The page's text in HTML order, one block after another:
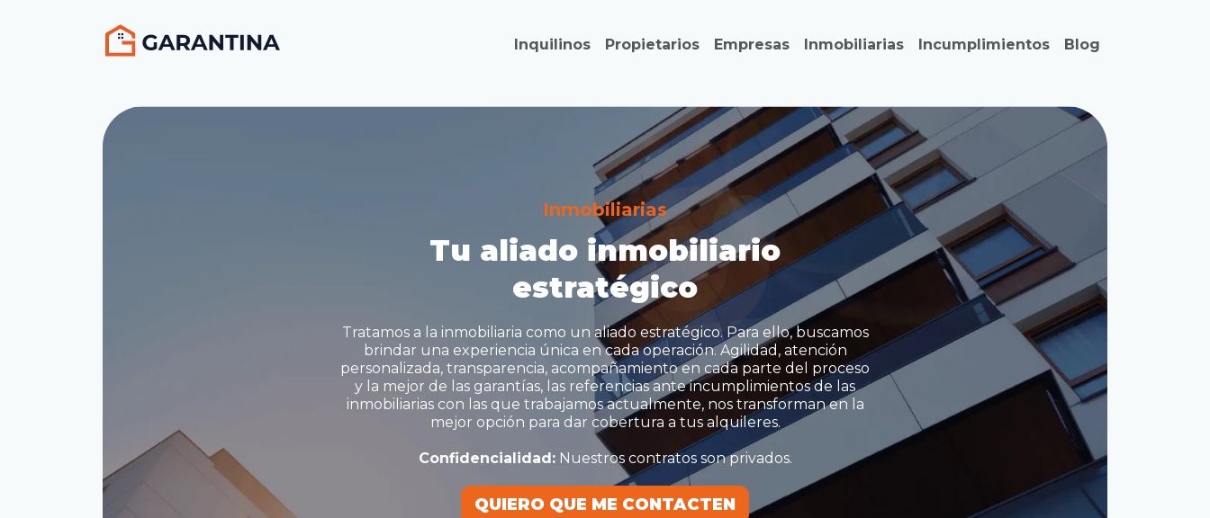
Inquilinos Propietarios Empresas Inmobiliarias Incumplimientos Blog
Inmobiliarias
Tu aliado inmobiliario
estratégico
Tratamos a la inmobiliaria como un aliado estratégico. Para ello, buscamos
brindar una experiencia única en cada operación. Agilidad, atención
personalizada, transparencia, acompañamiento en cada parte del proceso
y la mejor de las garantías, las referencias ante incumplimientos de las
inmobiliarias con las que trabajamos actualmente, nos transforman en la
mejor opción para dar cobertura a tus alquileres.
Confidencialidad:Nuestros contratos son privados.
QUIERO QUE ME CONTACTEN